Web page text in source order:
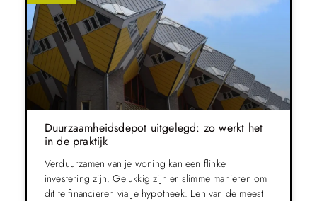
Duurzaamheidsdepot uitgelegd: zo werkt het
in de praktijk
Verduurzamen van je woning kan een flinke
investering zijn. Gelukkig zijn er slimme manieren om
dit te financieren via je hypotheek. Een van de meest